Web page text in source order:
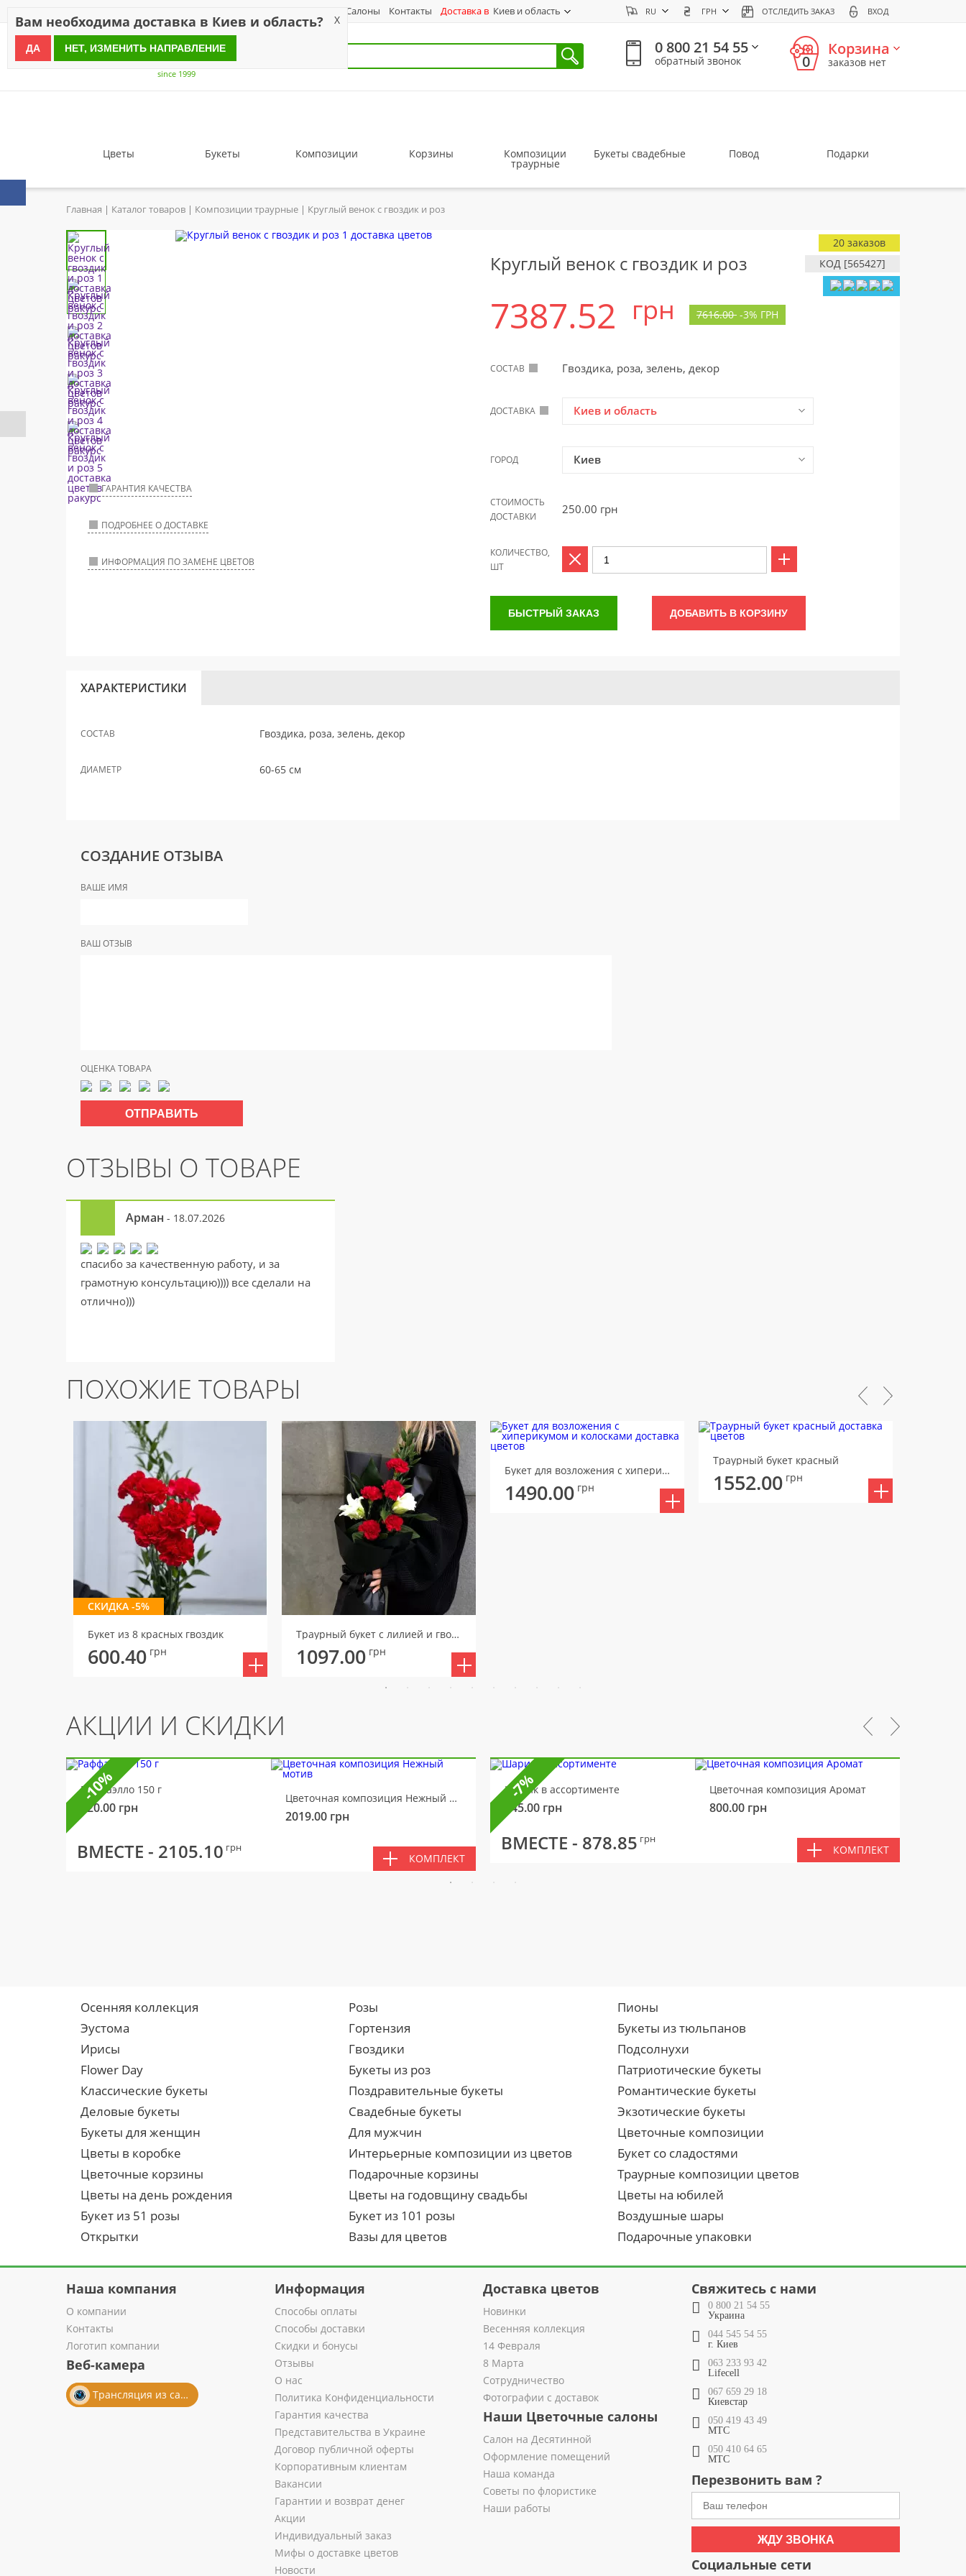
Салоны Контакты Доставка в Киев и область RU ГРН ОТСЛЕДИТЬ ЗАКАЗ ВХОД
since 1999
0 800 21 54 55
обратный звонок 0
Корзина
заказов нет
Цветы Букеты Композиции Корзины Композиции
траурные
Букеты свадебные Повод Подарки
Главная Каталог товаров Композиции траурные Круглый венок с гвоздик и роз
ГАРАНТИЯ КАЧЕСТВА
ПОДРОБНЕЕ О ДОСТАВКЕ
ИНФОРМАЦИЯ ПО ЗАМЕНЕ ЦВЕТОВ
Круглый венок с гвоздик и роз КОД [565427]
20 заказов
7387.52 грн 7616.00 -3% ГРН
СОСТАВ Гвоздика, роза, зелень, декор
ДОСТАВКА Киев и область
ГОРОД Киев
СТОИМОСТЬ
ДОСТАВКИ
250.00 грн
КОЛИЧЕСТВО,
ШТ
БЫСТРЫЙ ЗАКАЗ ДОБАВИТЬ В КОРЗИНУ
ХАРАКТЕРИСТИКИ
СОСТАВ Гвоздика, роза, зелень, декор
ДИАМЕТР 60-65 см
СОЗДАНИЕ ОТЗЫВА
ВАШЕ ИМЯ
ВАШ ОТЗЫВ
ОЦЕНКА ТОВАРА
ОТЗЫВЫ О ТОВАРЕ
Арман - 18.07.2026
спасибо за качественную работу, и за
грамотную консультацию)))) все сделали на
отлично)))
ПОХОЖИЕ ТОВАРЫ
СКИДКА -5%
Букет из 8 красных гвоздик
600.40 грн
Траурный букет с лилией и гвоздиками
1097.00 грн
Букет для возложения с хиперикумом и колосками
1490.00 грн
Траурный букет красный
1552.00 грн
АКЦИИ И СКИДКИ
Раффаэлло 150 г
320.00 грн
Цветочная композиция Нежный мотив
2019.00 грн
ВМЕСТЕ - 2105.10 грн
КОМПЛЕКТ
-10% Шарик в ассортименте
145.00 грн
Цветочная композиция Аромат
800.00 грн
ВМЕСТЕ - 878.85 грн
КОМПЛЕКТ
-7%
Осенняя коллекция Розы
Пионы
Эустома
Гортензия
Букеты из тюльпанов
Ирисы
Гвоздики
Подсолнухи
Flower Day
Букеты из роз
Патриотические букеты
Классические букеты
Поздравительные букеты
Романтические букеты
Деловые букеты
Свадебные букеты
Экзотические букеты
Букеты для женщин
Для мужчин
Цветочные композиции
Цветы в коробке
Интерьерные композиции из цветов
Букет со сладостями
Цветочные корзины
Подарочные корзины
Траурные композиции цветов
Цветы на день рождения
Цветы на годовщину свадьбы
Цветы на юбилей
Букет из 51 розы
Букет из 101 розы
Воздушные шары
Открытки
Вазы для цветов Подарочные упаковки
Наша компания
О компании
Контакты
Логотип компании
Веб-камера
Трансляция из салона
Информация
Способы оплаты
Способы доставки
Скидки и бонусы
Отзывы
О нас
Политика Конфиденциальности
Гарантия качества
Представительства в Украине
Договор публичной оферты
Корпоративным клиентам
Вакансии
Гарантии и возврат денег
Акции
Индивидуальный заказ
Мифы о доставке цветов
Новости
Доставка цветов
Новинки
Весенняя коллекция
14 Февраля
8 Марта
Сотрудничество
Фотографии с доставок
Наши Цветочные салоны
Салон на Десятинной
Оформление помещений
Наша команда
Советы по флористике
Наши работы
Свяжитесь с нами
0 800 21 54 55
Украина
044 545 54 55
г. Киев
063 233 93 42
Lifecell
067 659 29 18
Киевстар
050 419 43 49
МТС
050 410 64 65
МТС
Перезвонить вам ?
ЖДУ ЗВОНКА
Социальные сети
Вам необходима доставка в Киев и область? X
ДА НЕТ, ИЗМЕНИТЬ НАПРАВЛЕНИЕ